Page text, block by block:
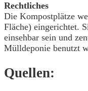
Rechtliches
Die Kompostplätze
Fläche) eingerichtet.
einsehbar sein und
Mülldeponie benutzt
Quellen: